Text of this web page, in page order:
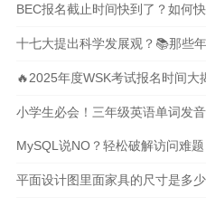
BEC报名截止时间快到了？如何
十七大提出科学发展观？📚那些
🔥2025年度WSK考试报名时间大
小学生必会！三年级英语单词发
MySQL说NO？轻松破解访问难题
平面设计图里面家具的尺寸是多